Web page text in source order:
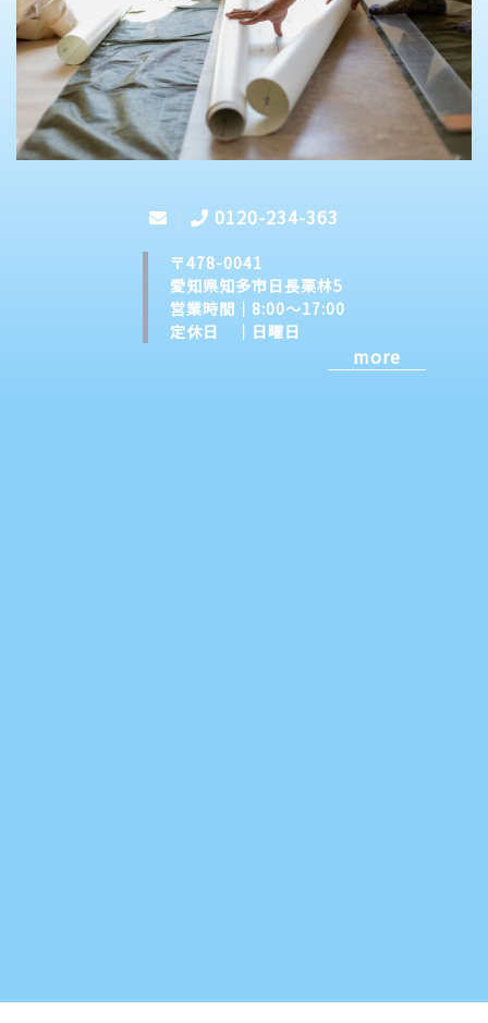
0120-234-363
〒478-0041
愛知県知多市日長栗林5
営業時間｜8:00～17:00
定休日 ｜日曜日
more